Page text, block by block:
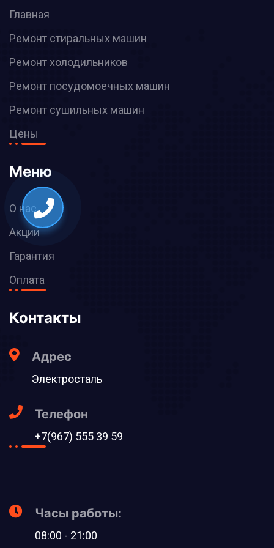
Главная
Ремонт стиральных машин
Ремонт холодильников
Ремонт посудомоечных машин
Ремонт сушильных машин
Цены
Меню
О нас
Акции
Гарантия
Оплата
Контакты
Адрес
Электросталь
Телефон
+7(967) 555 39 59
Часы работы:
08:00 - 21:00